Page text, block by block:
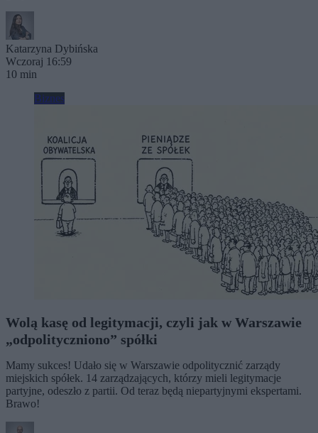
Katarzyna Dybińska
Wczoraj 16:59
10 min
Biznes
Wolą kasę od legitymacji, czyli jak w Warszawie
„odpolityczniono” spółki
Mamy sukces! Udało się w Warszawie odpolitycznić zarządy
miejskich spółek. 14 zarządzających, którzy mieli legitymacje
partyjne, odeszło z partii. Od teraz będą niepartyjnymi ekspertami.
Brawo!